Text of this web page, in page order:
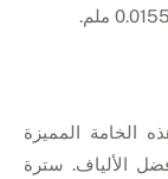
الخامة المميزة
الألياف. سترة